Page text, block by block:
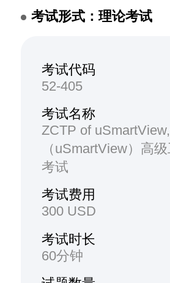
考试形式：理论考试
考试代码
52-405
考试名称
ZCTP of
（uSmartView）高
考试
考试费用
300 USD
考试时长
60分钟